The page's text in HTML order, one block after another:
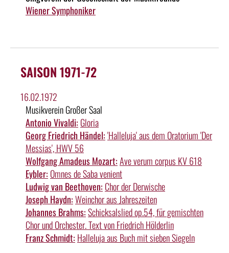
Wiener Symphoniker
SAISON 1971-72
16.02.1972
Musikverein Großer Saal
Antonio Vivaldi: Gloria
Georg Friedrich Händel:'Halleluja' aus dem Oratorium 'Der
Messias', HWV 56
Wolfgang Amadeus Mozart:Ave verum corpus KV 618
Eybler: Omnes de Saba venient
Ludwig van Beethoven: Chor der Derwische
Joseph Haydn:Weinchor aus Jahreszeiten
Johannes Brahms:Schicksalslied op.54, für gemischten
Chor und Orchester. Text von Friedrich Hölderlin
Franz Schmidt: Halleluja aus Buch mit sieben Siegeln